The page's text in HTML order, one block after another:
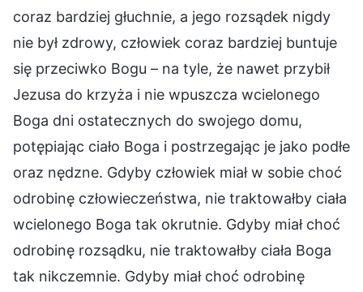
coraz bardziej głuchnie, a jego rozsądek nigdy
nie był zdrowy, człowiek coraz bardziej buntuje
się przeciwko Bogu – na tyle, że nawet przybił
Jezusa do krzyża i nie wpuszcza wcielonego
Boga dni ostatecznych do swojego domu,
potępiając ciało Boga i postrzegając je jako podłe
oraz nędzne. Gdyby człowiek miał w sobie choć
odrobinę człowieczeństwa, nie traktowałby ciała
wcielonego Boga tak okrutnie. Gdyby miał choć
odrobinę rozsądku, nie traktowałby ciała Boga
tak nikczemnie. Gdyby miał choć odrobinę